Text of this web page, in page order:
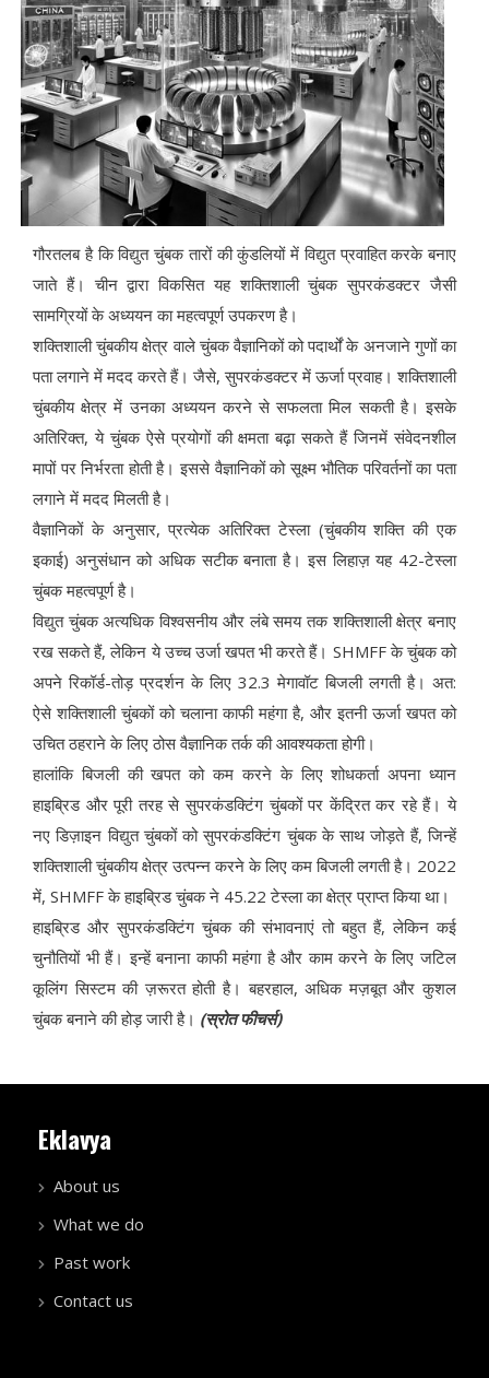
गौरतलब है कि विद्युत चुंबक तारों की कुंडलियों में विद्युत प्रवाहित करके बनाए
जाते हैं। चीन द्वारा विकसित यह शक्तिशाली चुंबक सुपरकंडक्टर जैसी
सामग्रियों के अध्ययन का महत्वपूर्ण उपकरण है।
शक्तिशाली चुंबकीय क्षेत्र वाले चुंबक वैज्ञानिकों को पदार्थों के अनजाने गुणों का
पता लगाने में मदद करते हैं। जैसे, सुपरकंडक्टर में ऊर्जा प्रवाह। शक्तिशाली
चुंबकीय क्षेत्र में उनका अध्ययन करने से सफलता मिल सकती है। इसके
अतिरिक्त, ये चुंबक ऐसे प्रयोगों की क्षमता बढ़ा सकते हैं जिनमें संवेदनशील
मापों पर निर्भरता होती है। इससे वैज्ञानिकों को सूक्ष्म भौतिक परिवर्तनों का पता
लगाने में मदद मिलती है।
वैज्ञानिकों के अनुसार, प्रत्येक अतिरिक्त टेस्ला (चुंबकीय शक्ति की एक
इकाई) अनुसंधान को अधिक सटीक बनाता है। इस लिहाज़ यह 42-टेस्ला
चुंबक महत्वपूर्ण है।
विद्युत चुंबक अत्यधिक विश्वसनीय और लंबे समय तक शक्तिशाली क्षेत्र बनाए
रख सकते हैं, लेकिन ये उच्च उर्जा खपत भी करते हैं। SHMFF के चुंबक को
अपने रिकॉर्ड-तोड़ प्रदर्शन के लिए 32.3 मेगावॉट बिजली लगती है। अत:
ऐसे शक्तिशाली चुंबकों को चलाना काफी महंगा है, और इतनी ऊर्जा खपत को
उचित ठहराने के लिए ठोस वैज्ञानिक तर्क की आवश्यकता होगी।
हालांकि बिजली की खपत को कम करने के लिए शोधकर्ता अपना ध्यान
हाइब्रिड और पूरी तरह से सुपरकंडक्टिंग चुंबकों पर केंद्रित कर रहे हैं। ये
नए डिज़ाइन विद्युत चुंबकों को सुपरकंडक्टिंग चुंबक के साथ जोड़ते हैं, जिन्हें
शक्तिशाली चुंबकीय क्षेत्र उत्पन्न करने के लिए कम बिजली लगती है। 2022
में, SHMFF के हाइब्रिड चुंबक ने 45.22 टेस्ला का क्षेत्र प्राप्त किया था।
हाइब्रिड और सुपरकंडक्टिंग चुंबक की संभावनाएं तो बहुत हैं, लेकिन कई
चुनौतियों भी हैं। इन्हें बनाना काफी महंगा है और काम करने के लिए जटिल
कूलिंग सिस्टम की ज़रूरत होती है। बहरहाल, अधिक मज़बूत और कुशल
चुंबक बनाने की होड़ जारी है। (स्रोत फीचर्स)
Eklavya
About us
What we do
Past work
Contact us